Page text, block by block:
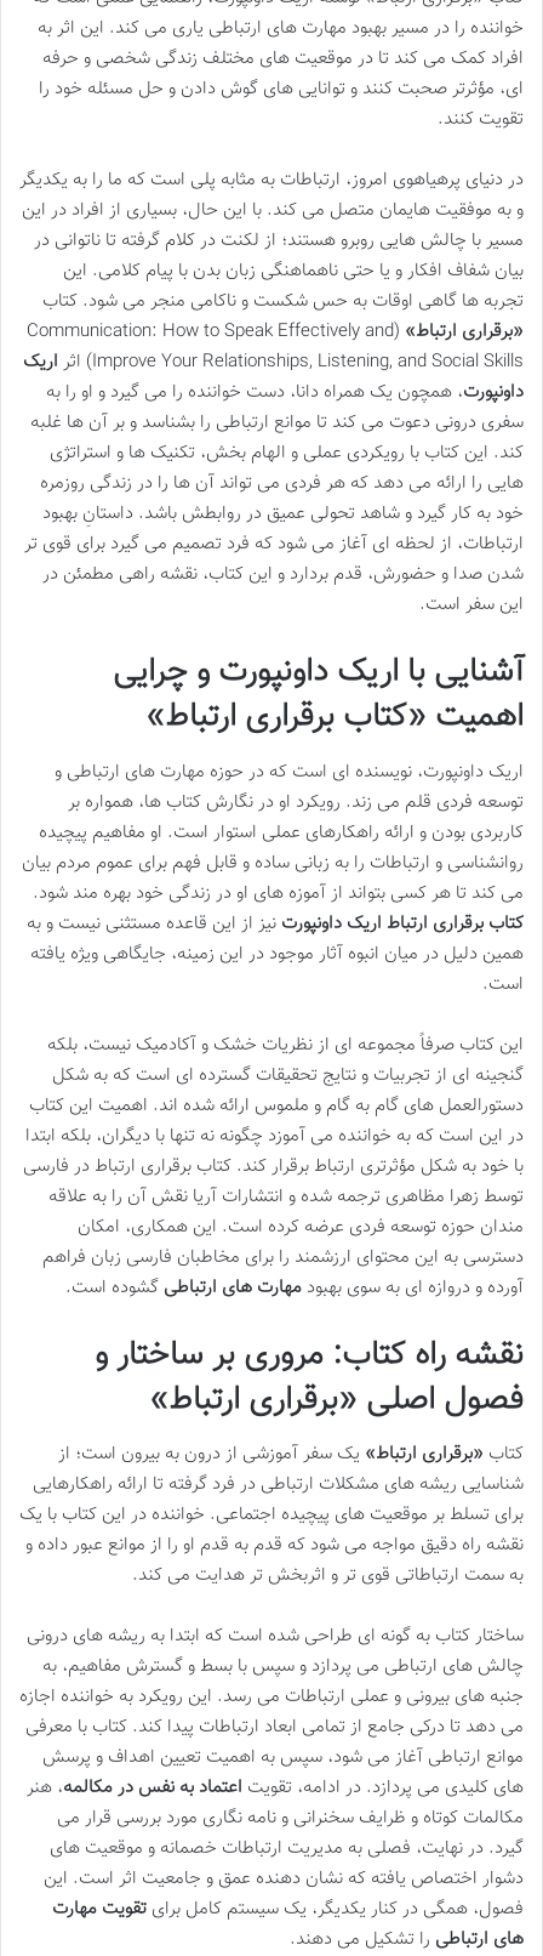
خواننده را در مسیر بهبود مهارت های ارتباطی یاری می کند. این اثر به
افراد کمک می کند تا در موقعیت های مختلف زندگی شخصی و حرفه
ای، مؤثرتر صحبت کنند و توانایی های گوش دادن و حل مسئله خود را
تقویت کنند.
در دنیای پرهیاهوی امروز، ارتباطات به مثابه پلی است که ما را به یکدیگر
و به موفقیت هایمان متصل می کند. با این حال، بسیاری از افراد در این
مسیر با چالش هایی روبرو هستند؛ از لکنت در کلام گرفته تا ناتوانی در
بیان شفاف افکار و یا حتی ناهماهنگی زبان بدن با پیام کلامی. این
تجربه ها گاهی اوقات به حس شکست و ناکامی منجر می شود. کتاب
«برقراری ارتباط» (Communication: How to Speak Effectively and
Improve Your Relationships, Listening, and Social Skills) اثر
اریک
داونپورت، همچون یک همراه دانا، دست خواننده را می گیرد و او را به
سفری درونی دعوت می کند تا موانع ارتباطی را بشناسد و بر آن ها غلبه
کند. این کتاب با رویکردی عملی و الهام بخش، تکنیک ها و استراتژی
هایی را ارائه می دهد که هر فردی می تواند آن ها را در زندگی روزمره
خود به کار گیرد و شاهد تحولی عمیق در روابطش باشد. داستانِ بهبود
ارتباطات، از لحظه ای آغاز می شود که فرد تصمیم می گیرد برای قوی تر
شدن صدا و حضورش، قدم بردارد و این کتاب، نقشه راهی مطمئن در
این سفر است.
آشنایی با اریک داونپورت و چرایی
اهمیت «کتاب برقراری ارتباط»
اریک داونپورت، نویسنده ای است که در حوزه مهارت های ارتباطی و
توسعه فردی قلم می زند. رویکرد او در نگارش کتاب ها، همواره بر
کاربردی بودن و ارائه راهکارهای عملی استوار است. او مفاهیم پیچیده
روانشناسی و ارتباطات را به زبانی ساده و قابل فهم برای عموم مردم بیان
می کند تا هر کسی بتواند از آموزه های او در زندگی خود بهره مند شود.
کتاب برقراری ارتباط اریک داونپورت نیز از این قاعده مستثنی نیست و به
همین دلیل در میان انبوه آثار موجود در این زمینه، جایگاهی ویژه یافته
است.
این کتاب صرفاً مجموعه ای از نظریات خشک و آکادمیک نیست، بلکه
گنجینه ای از تجربیات و نتایج تحقیقات گسترده ای است که به شکل
دستورالعمل های گام به گام و ملموس ارائه شده اند. اهمیت این کتاب
در این است که به خواننده می آموزد چگونه نه تنها با دیگران، بلکه ابتدا
با خود به شکل مؤثرتری ارتباط برقرار کند. کتاب برقراری ارتباط در فارسی
توسط زهرا مظاهری ترجمه شده و انتشارات آریا نقش آن را به علاقه
مندان حوزه توسعه فردی عرضه کرده است. این همکاری، امکان
دسترسی به این محتوای ارزشمند را برای مخاطبان فارسی زبان فراهم
آورده و دروازه ای به سوی بهبود مهارت های ارتباطی گشوده است.
نقشه راه کتاب: مروری بر ساختار و
فصول اصلی «برقراری ارتباط»
کتاب «برقراری ارتباط» یک سفر آموزشی از درون به بیرون است؛ از
شناسایی ریشه های مشکلات ارتباطی در فرد گرفته تا ارائه راهکارهایی
برای تسلط بر موقعیت های پیچیده اجتماعی. خواننده در این کتاب با یک
نقشه راه دقیق مواجه می شود که قدم به قدم او را از موانع عبور داده و
به سمت ارتباطاتی قوی تر و اثربخش تر هدایت می کند.
ساختار کتاب به گونه ای طراحی شده است که ابتدا به ریشه های درونی
چالش های ارتباطی می پردازد و سپس با بسط و گسترش مفاهیم، به
جنبه های بیرونی و عملی ارتباطات می رسد. این رویکرد به خواننده اجازه
می دهد تا درکی جامع از تمامی ابعاد ارتباطات پیدا کند. کتاب با معرفی
موانع ارتباطی آغاز می شود، سپس به اهمیت تعیین اهداف و پرسش
های کلیدی می پردازد. در ادامه، تقویت اعتماد به نفس در مکالمه، هنر
مکالمات کوتاه و ظرایف سخنرانی و نامه نگاری مورد بررسی قرار می
گیرد. در نهایت، فصلی به مدیریت ارتباطات خصمانه و موقعیت های
دشوار اختصاص یافته که نشان دهنده عمق و جامعیت اثر است. این
فصول، همگی در کنار یکدیگر، یک سیستم کامل برای تقویت مهارت
های ارتباطی را تشکیل می دهند.